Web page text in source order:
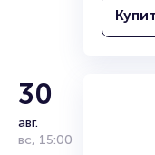
30
авг.
вс, 15:00